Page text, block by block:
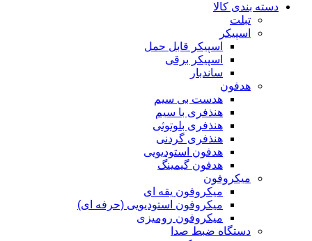
دسته بندی کالا
تبلت
اسپیکر
اسپیکر قابل حمل
اسپیکر برقی
ساندبار
هدفون
هدست بی سیم
هنذفری با سیم
هنذفری بلوتوثی
هنذفری گردنی
هدفون استودیویی
هدفون گیمینگ
میکروفون
میکروفون یقه ای
میکروفون استودیویی (حرفه ای)
میکروفون رومیزی
دستگاه ضبط صدا